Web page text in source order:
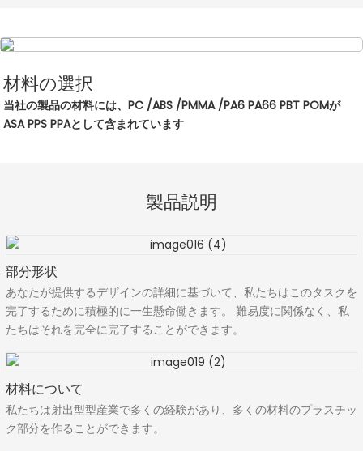
材料の選択
当社の製品の材料には、PC /ABS /PMMA /PA6 PA66 PBT POMが
ASA PPS PPAとして含まれています
製品説明
部分形状
あなたが提供するデザインの詳細に基づいて、私たちはこのタスクを
完了するために積極的に一生懸命働きます。 難易度に関係なく、私
たちはそれを完全に完了することができます。
材料について
私たちは射出型型産業で多くの経験があり、多くの材料のプラスチッ
ク部分を作ることができます。